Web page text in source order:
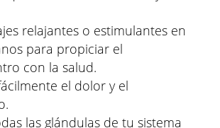
relajantes o estimulantes en
para propiciar el
con la salud.
el dolor y el
las glándulas de tu sistema